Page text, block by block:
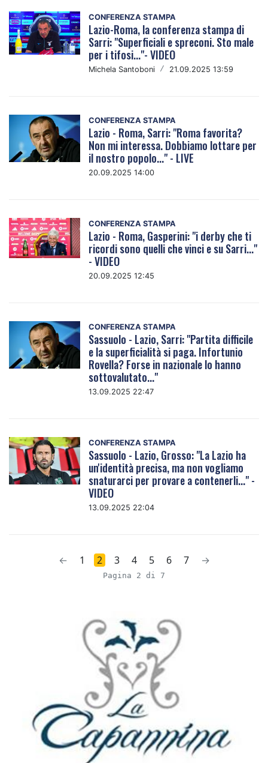
CONFERENZA STAMPA
Lazio-Roma, la conferenza stampa di
Sarri: "Superficiali e spreconi. Sto male
per i tifosi..."- VIDEO
Michela Santoboni / 21.09.2025 13:59
CONFERENZA STAMPA
Lazio - Roma, Sarri: "Roma favorita?
Non mi interessa. Dobbiamo lottare per
il nostro popolo..." - LIVE
20.09.2025 14:00
CONFERENZA STAMPA
Lazio - Roma, Gasperini: "i derby che ti
ricordi sono quelli che vinci e su Sarri..."
- VIDEO
20.09.2025 12:45
CONFERENZA STAMPA
Sassuolo - Lazio, Sarri: "Partita difficile
e la superficialità si paga. Infortunio
Rovella? Forse in nazionale lo hanno
sottovalutato..."
13.09.2025 22:47
CONFERENZA STAMPA
Sassuolo - Lazio, Grosso: "La Lazio ha
un'identità precisa, ma non vogliamo
snaturarci per provare a contenerli..." -
VIDEO
13.09.2025 22:04
← 1 2 3 4 5 6 7 →
Pagina 2 di 7